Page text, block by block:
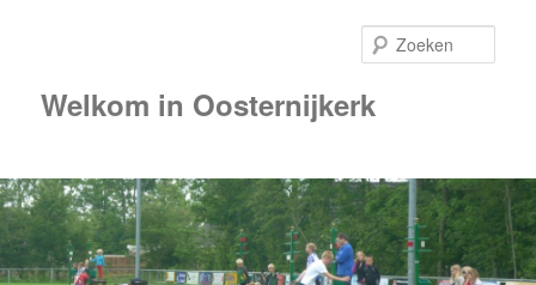
Welkom in Oosternijkerk